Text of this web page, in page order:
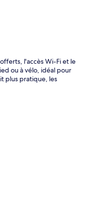
l'accès Wi-Fi et le
ou à vélo, idéal pour
plus pratique, les